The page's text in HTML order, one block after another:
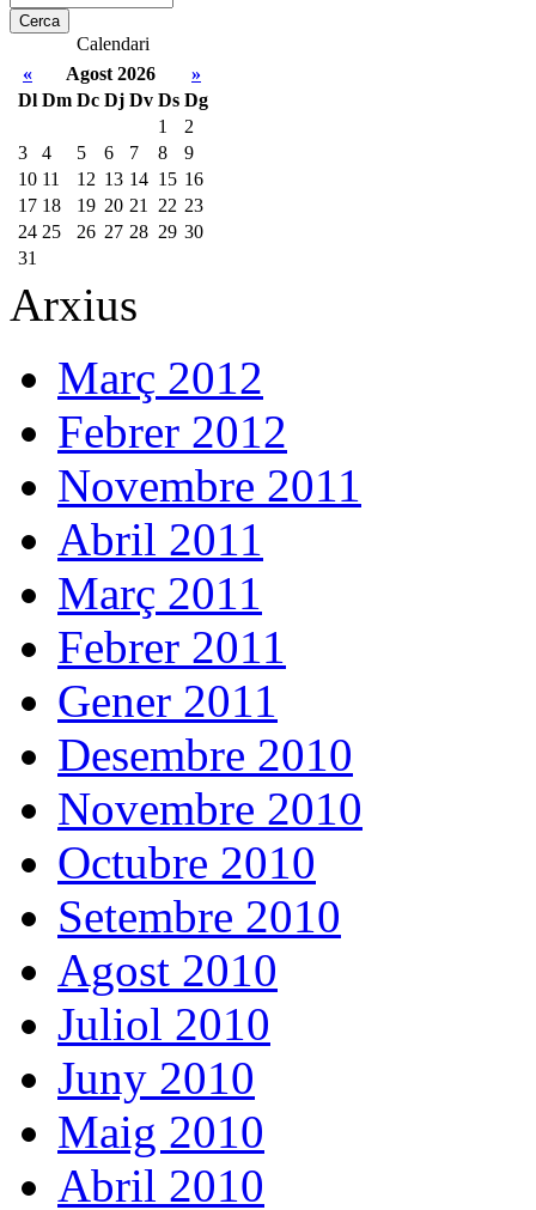
Calendari
«
Agost 2026
»
Dl Dm Dc Dj Dv Ds Dg
1
2
3
4 5 6 7 8
9
10 11 12 13 14 15 16
17 18 19 20 21 22 23
24 25 26 27 28 29 30
31
Arxius
Març 2012
Febrer 2012
Novembre 2011
Abril 2011
Març 2011
Febrer 2011
Gener 2011
Desembre 2010
Novembre 2010
Octubre 2010
Setembre 2010
Agost 2010
Juliol 2010
Juny 2010
Maig 2010
Abril 2010